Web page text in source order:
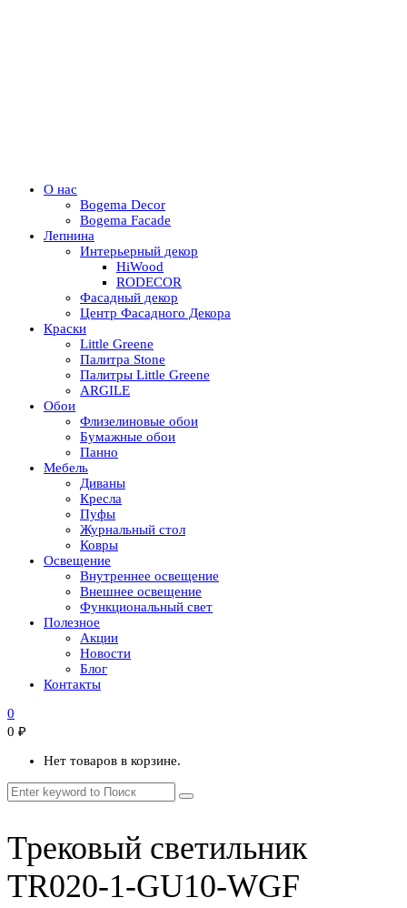
О нас
Bogema Decor
Bogema Facade
Лепнина
Интерьерный декор
HiWood
RODECOR
Фасадный декор
Центр Фасадного Декора
Краски
Little Greene
Палитра Stone
Палитры Little Greene
ARGILE
Обои
Флизелиновые обои
Бумажные обои
Панно
Мебель
Диваны
Кресла
Пуфы
Журнальный стол
Ковры
Освещение
Внутреннее освещение
Внешнее освещение
Функциональный свет
Полезное
Акции
Новости
Блог
Контакты
0
0 ₽
Нет товаров в корзине.
Трековый светильник
TR020-1-GU10-WGF